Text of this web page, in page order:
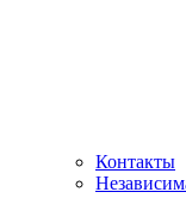
Контакты